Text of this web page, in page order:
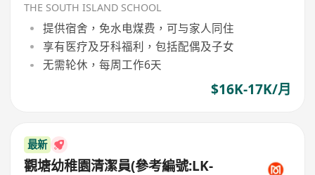
THE SOUTH ISLAND SCHOOL
提供宿舍，免水电煤费，可与家人同住
享有医疗及牙科福利，包括配偶及子女
无需轮休，每周工作6天
$16K-17K/月
最新
觀塘幼稚園清潔員(參考編號:LK-